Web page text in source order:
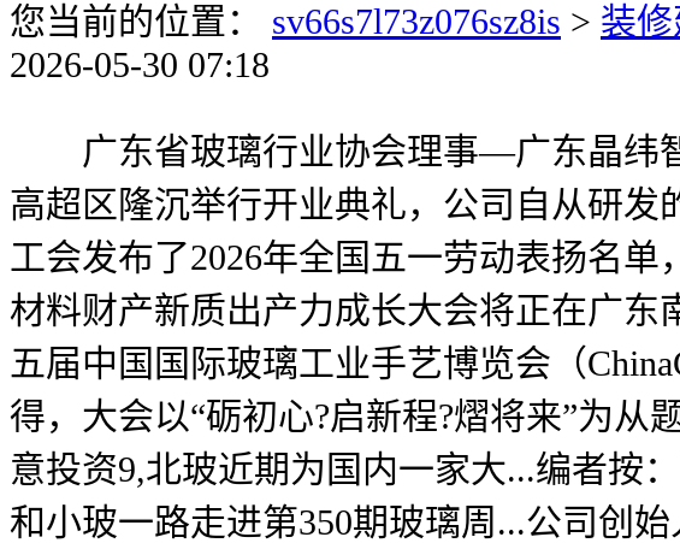
您当前的位置： sv66s7l73z076sz8is > 装
2026-05-30 07:18
广东省玻璃行业协会理事—广东晶纬智
高超区隆沉举行开业典礼，公司自从研发
工会发布了2026年全国五一劳动表扬名单
材料财产新质出产力成长大会将正在广
五届中国国际玻璃工业手艺博览会（
得，大会以“砺初心?启新程?熠将来”为
意投资9,北玻近期为国内一家大...编者按
和小玻一路走进第350期玻璃周...公司创